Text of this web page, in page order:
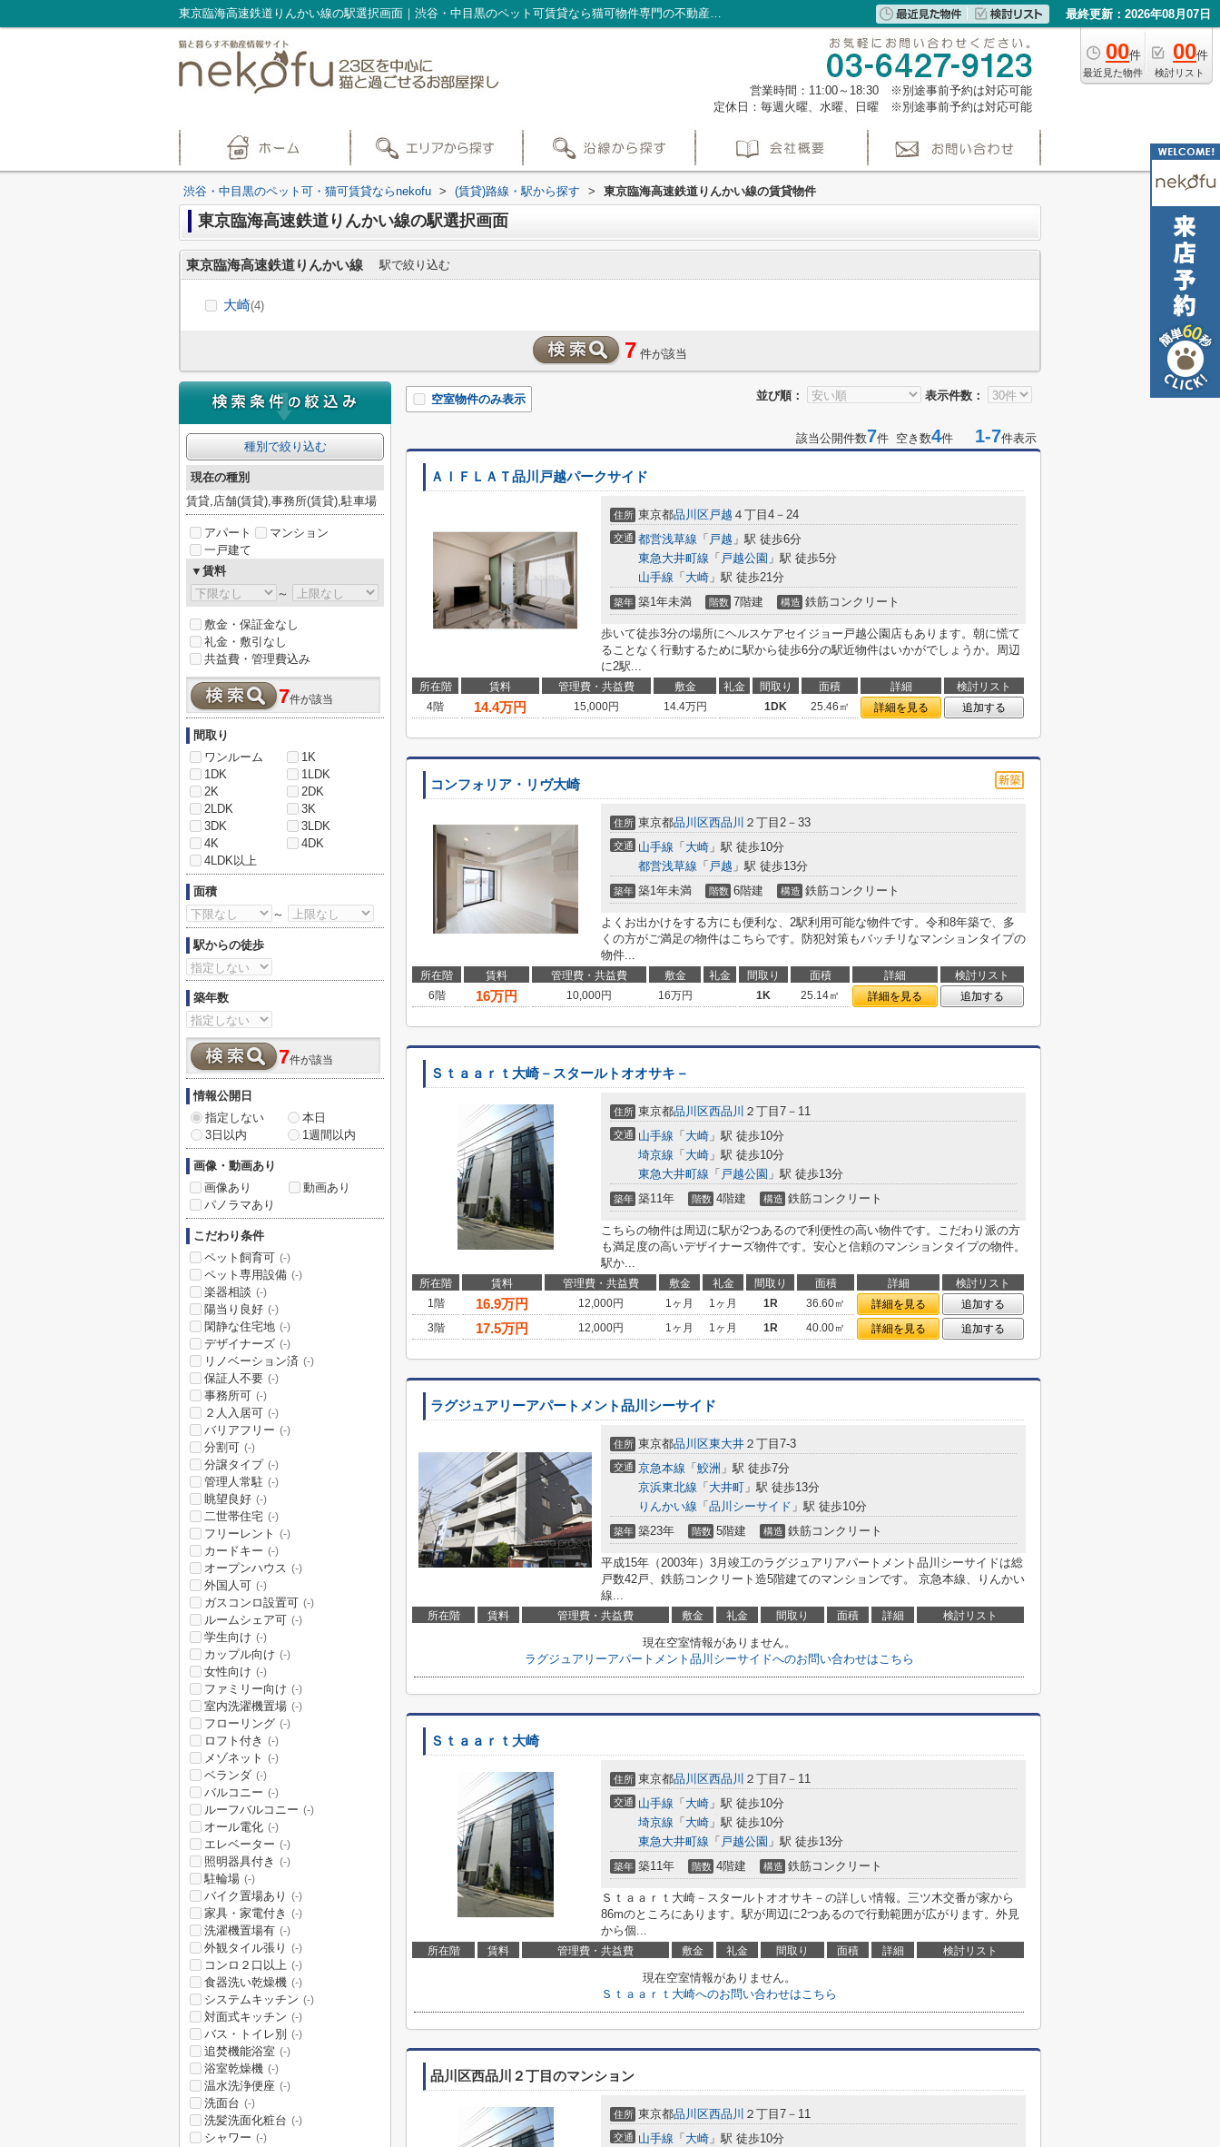
東京臨海高速鉄道りんかい線の駅選択画面｜渋谷・中目黒のペット可賃貸なら猫可物件専門の不動産会社nekofu 最終更新：2026年08月07日
00件
最近見た物件
00件
検討リスト
営業時間：11:00～18:30 ※別途事前予約は対応可能
定休日：毎週火曜、水曜、日曜 ※別途事前予約は対応可能
渋谷・中目黒のペット可・猫可賃貸ならnekofu > (賃貸)路線・駅から探す > 東京臨海高速鉄道りんかい線の賃貸物件
東京臨海高速鉄道りんかい線の駅選択画面
東京臨海高速鉄道りんかい線 駅で絞り込む
大崎(4)
7 件が該当
並び順： 表示件数：
空室物件のみ表示
該当公開件数7件 空き数4件 1-7件表示
ＡＩＦＬＡＴ品川戸越パークサイド
住所 東京都品川区戸越 ４丁目4－24
交通 都営浅草線 「 戸越 」駅 徒歩6分
東急大井町線 「 戸越公園 」駅 徒歩5分
山手線 「 大崎 」駅 徒歩21分
築年 築1年未満 階数 7階建 構造 鉄筋コンクリート
歩いて徒歩3分の場所にヘルスケアセイジョー戸越公園店もあります。朝に慌て
ることなく行動するために駅から徒歩6分の駅近物件はいかがでしょうか。周辺
に2駅...
所在階 賃料 管理費・共益費 敷金 礼金 間取り 面積 詳細
検討リスト
4階
14.4万円 15,000円 14.4万円 1DK 25.46㎡ 詳細を見る 追加する
コンフォリア・リヴ大崎
住所 東京都品川区西品川 ２丁目2－33
交通 山手線 「 大崎 」駅 徒歩10分
都営浅草線 「 戸越 」駅 徒歩13分
築年 築1年未満 階数 6階建 構造 鉄筋コンクリート
よくお出かけをする方にも便利な、2駅利用可能な物件です。令和8年築で、多
くの方がご満足の物件はこちらです。防犯対策もバッチリなマンションタイプの
物件...
所在階 賃料 管理費・共益費 敷金 礼金 間取り 面積 詳細
検討リスト
6階
16万円 10,000円 16万円 1K 25.14㎡ 詳細を見る 追加する
Ｓｔａａｒｔ大崎－スタールトオオサキ－
住所 東京都品川区西品川 ２丁目7－11
交通 山手線 「 大崎 」駅 徒歩10分
埼京線 「 大崎 」駅 徒歩10分
東急大井町線 「 戸越公園 」駅 徒歩13分
築年 築11年 階数 4階建 構造 鉄筋コンクリート
こちらの物件は周辺に駅が2つあるので利便性の高い物件です。こだわり派の方
も満足度の高いデザイナーズ物件です。安心と信頼のマンションタイプの物件。
駅か...
所在階 賃料 管理費・共益費 敷金 礼金 間取り 面積 詳細
検討リスト
1階
16.9万円 12,000円 1ヶ月 1ヶ月 1R 36.60㎡ 詳細を見る
追加する
3階
17.5万円 12,000円 1ヶ月 1ヶ月 1R 40.00㎡ 詳細を見る 追加する
ラグジュアリーアパートメント品川シーサイド
住所 東京都品川区東大井 ２丁目7-3
交通 京急本線 「 鮫洲 」駅 徒歩7分
京浜東北線 「 大井町 」駅 徒歩13分
りんかい線 「 品川シーサイド 」駅 徒歩10分
築年 築23年 階数 5階建 構造 鉄筋コンクリート
平成15年（2003年）3月竣工のラグジュアリアパートメント品川シーサイドは総
戸数42戸、鉄筋コンクリート造5階建てのマンションです。 京急本線、りんかい
線...
所在階 賃料 管理費・共益費 敷金 礼金 間取り 面積 詳細 検討リスト
現在空室情報がありません。
ラグジュアリーアパートメント品川シーサイドへのお問い合わせはこちら
Ｓｔａａｒｔ大崎
住所 東京都品川区西品川 ２丁目7－11
交通 山手線 「 大崎 」駅 徒歩10分
埼京線 「 大崎 」駅 徒歩10分
東急大井町線 「 戸越公園 」駅 徒歩13分
築年 築11年 階数 4階建 構造 鉄筋コンクリート
Ｓｔａａｒｔ大崎－スタールトオオサキ－の詳しい情報。三ツ木交番が家から
86mのところにあります。駅が周辺に2つあるので行動範囲が広がります。外見
から個...
所在階 賃料 管理費・共益費 敷金 礼金 間取り 面積 詳細 検討リスト
現在空室情報がありません。
Ｓｔａａｒｔ大崎へのお問い合わせはこちら
品川区西品川２丁目のマンション
住所 東京都品川区西品川 ２丁目7－11
交通 山手線 「 大崎 」駅 徒歩10分
種別で絞り込む
現在の種別
賃貸,店舗(賃貸),事務所(賃貸),駐車場
アパート
マンション
一戸建て
▼賃料
～
敷金・保証金なし
礼金・敷引なし
共益費・管理費込み
7件が該当
間取り
ワンルーム
1K
1DK
1LDK
2K
2DK
2LDK
3K
3DK
3LDK
4K
4DK
4LDK以上
面積
～
駅からの徒歩
築年数
7件が該当
情報公開日
指定しない
本日
3日以内
1週間以内
画像・動画あり
画像あり
動画あり
パノラマあり
こだわり条件
ペット飼育可 (-)
ペット専用設備 (-)
楽器相談 (-)
陽当り良好 (-)
閑静な住宅地 (-)
デザイナーズ (-)
リノベーション済 (-)
保証人不要 (-)
事務所可 (-)
２人入居可 (-)
バリアフリー (-)
分割可 (-)
分譲タイプ (-)
管理人常駐 (-)
眺望良好 (-)
二世帯住宅 (-)
フリーレント (-)
カードキー (-)
オープンハウス (-)
外国人可 (-)
ガスコンロ設置可 (-)
ルームシェア可 (-)
学生向け (-)
カップル向け (-)
女性向け (-)
ファミリー向け (-)
室内洗濯機置場 (-)
フローリング (-)
ロフト付き (-)
メゾネット (-)
ベランダ (-)
バルコニー (-)
ルーフバルコニー (-)
オール電化 (-)
エレベーター (-)
照明器具付き (-)
駐輪場 (-)
バイク置場あり (-)
家具・家電付き (-)
洗濯機置場有 (-)
外観タイル張り (-)
コンロ２口以上 (-)
食器洗い乾燥機 (-)
システムキッチン (-)
対面式キッチン (-)
バス・トイレ別 (-)
追焚機能浴室 (-)
浴室乾燥機 (-)
温水洗浄便座 (-)
洗面台 (-)
洗髪洗面化粧台 (-)
シャワー (-)